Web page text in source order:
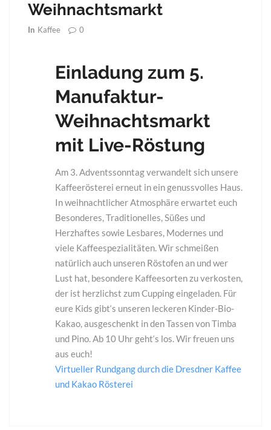
Weihnachtsmarkt
In Kaffee 0
Einladung zum 5.
Manufaktur-
Weihnachtsmarkt
mit Live-Röstung
Am 3. Adventssonntag verwandelt sich unsere
Kaffeerösterei erneut in ein genussvolles Haus.
In weihnachtlicher Atmosphäre erwartet euch
Besonderes, Traditionelles, Süßes und
Herzhaftes sowie Lesbares, Modernes und
viele Kaffeespezialitäten. Wir schmeißen
natürlich auch unseren Röstofen an und wer
Lust hat, besondere Kaffeesorten zu verkosten,
der ist herzlichst zum Cupping eingeladen. Für
eure Kids gibt‘s unseren leckeren Kinder-Bio-
Kakao, ausgeschenkt in den Tassen von Timba
und Pino. Ab 10 Uhr geht‘s los. Wir freuen uns
aus euch!
Virtueller Rundgang durch die Dresdner Kaffee
und Kakao Rösterei